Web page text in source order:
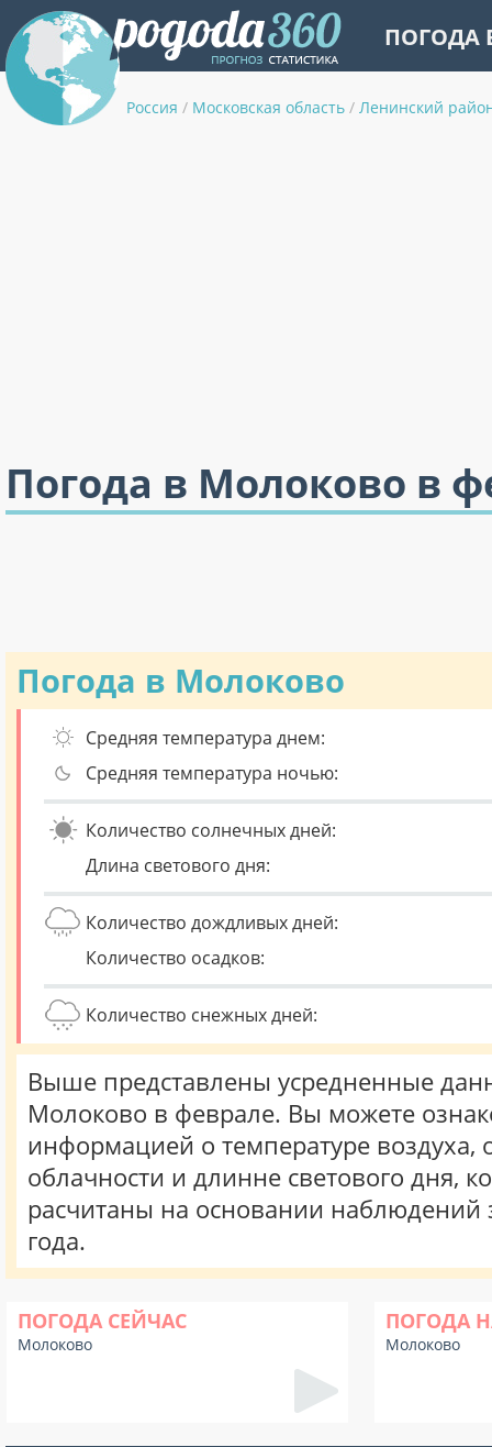
ПОГОДА
Россия / Московская область / Ленинский
Погода в Молоково в
Погода в Молоково
Средняя температура днем:
Средняя температура ночью:
Количество солнечных дней:
Длина светового дня:
Количество дождливых дней:
Количество осадков:
Количество снежных дней:
Выше представлены усредненные
Молоково в феврале. Вы можете
информацией о температуре воздуха,
облачности и длинне светового дня,
расчитаны на основании наблюдений
года.
ПОГОДА СЕЙЧАС
Молоково
ПОГОДА
Молоково